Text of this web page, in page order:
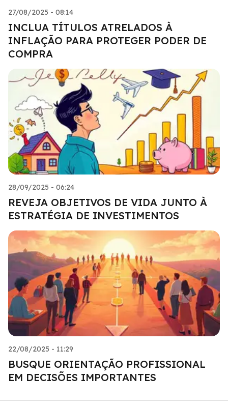
27/08/2025 - 08:14
INCLUA TÍTULOS ATRELADOS À
INFLAÇÃO PARA PROTEGER PODER DE
COMPRA
28/09/2025 - 06:24
REVEJA OBJETIVOS DE VIDA JUNTO À
ESTRATÉGIA DE INVESTIMENTOS
22/08/2025 - 11:29
BUSQUE ORIENTAÇÃO PROFISSIONAL
EM DECISÕES IMPORTANTES